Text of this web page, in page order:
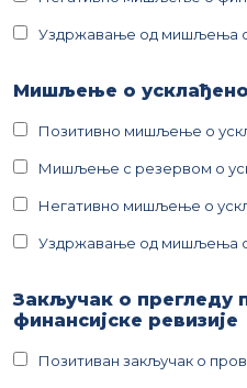
Уздржавање од мишљења о
Мишљење о
Позитивно мишљење о
Мишљење с резервом о
Негативно мишљење о
Уздржавање од мишљења о
Закључак о прегледу
финансијске ревизије
Позитиван закључак о